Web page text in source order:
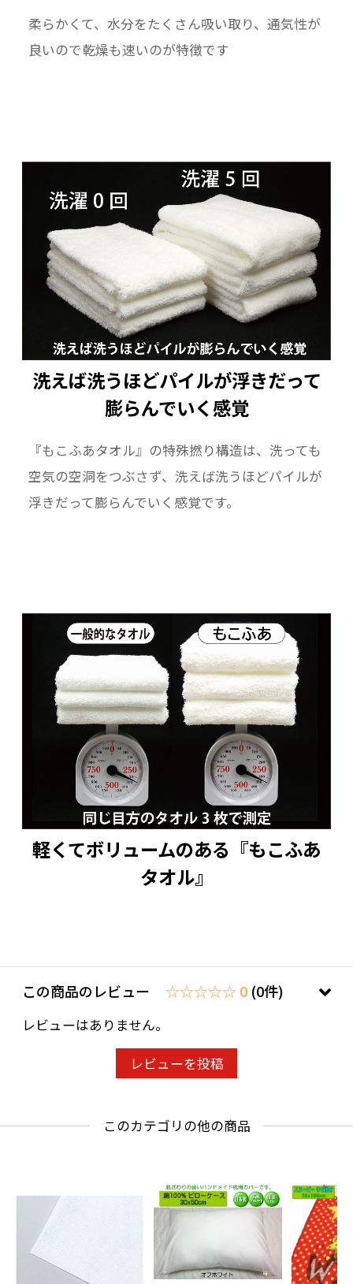
柔らかくて、水分をたくさん吸い取り、通気性が
良いので乾燥も速いのが特徴です
洗えば洗うほどパイルが浮きだって
膨らんでいく感覚
『もこふあタオル』の特殊撚り構造は、洗っても
空気の空洞をつぶさず、洗えば洗うほどパイルが
浮きだって膨らんでいく感覚です。
軽くてボリュームのある『もこふあ
タオル』
この商品のレビュー ☆☆☆☆☆ 0 (0件)
レビューはありません。
レビューを投稿
このカテゴリの他の商品